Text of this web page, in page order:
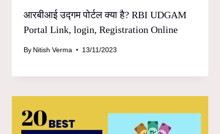
आरबीआई उद्गम पोर्टल क्या है? RBI UDGAM
Portal Link, login, Registration Online
By Nitish Verma 13/11/2023